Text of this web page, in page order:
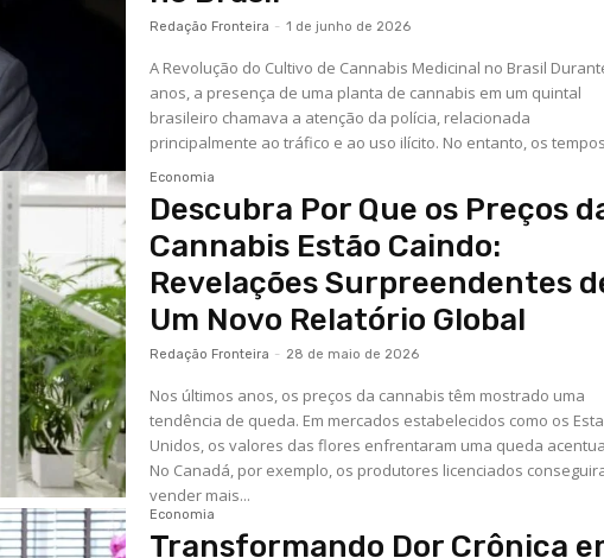
Redação Fronteira - 1 de junho de 2026
A Revolução do Cultivo de Cannabis Medicinal no Brasil
anos, a presença de uma planta de cannabis em um quintal
brasileiro chamava a atenção da polícia, relacionada
principalmente ao tráfico e ao uso ilícito. No entanto, os
Economia
Descubra Por Que os Preços
Cannabis Estão Caindo:
Revelações Surpreendentes
Um Novo Relatório Global
Redação Fronteira - 28 de maio de 2026
Nos últimos anos, os preços da cannabis têm mostrado uma
tendência de queda. Em mercados estabelecidos como os
Unidos, os valores das flores enfrentaram uma queda
No Canadá, por exemplo, os produtores licenciados
vender mais...
Economia
Transformando Dor Crônica